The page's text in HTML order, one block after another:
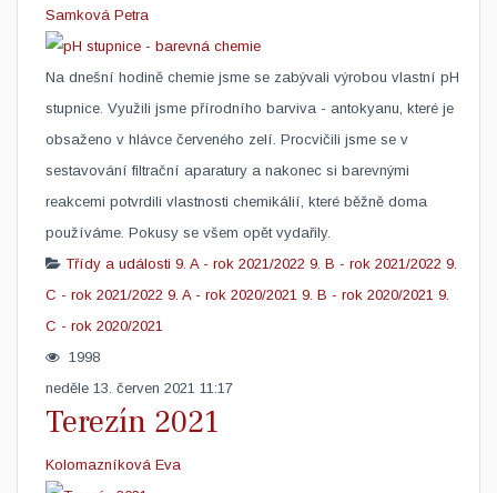
Samková Petra
​Na dnešní hodině chemie jsme se zabývali výrobou vlastní pH
stupnice. Využili jsme přírodního barviva - antokyanu, které je
obsaženo v hlávce červeného zelí. Procvičili jsme se v
sestavování filtrační aparatury a nakonec si barevnými
reakcemi potvrdili vlastnosti chemikálií, které běžně doma
používáme. Pokusy se všem opět vydařily.
Třídy a události 9. A - rok 2021/2022 9. B - rok 2021/2022 9.
C - rok 2021/2022 9. A - rok 2020/2021 9. B - rok 2020/2021 9.
C - rok 2020/2021
1998
neděle 13. červen 2021 11:17
Terezín 2021
Kolomazníková Eva